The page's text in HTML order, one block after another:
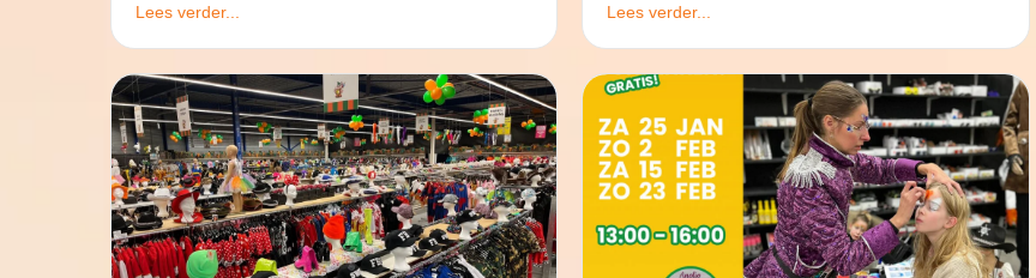
Lees verder...
Lees verder...